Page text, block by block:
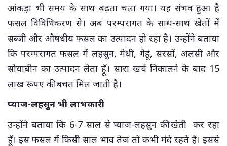
आंकड़ा भी समय के साथ बढ़ता चला गया। यह संभव हुआ है
फसल विविधिकरण से। अब परम्परागत के साथ-साथ खेतों में
सब्जी और औषधीय फसल का उत्पादन हो रहा है। उन्होंने बताया
कि परम्परागत फसल में लहसुन, मेथी, गेहूं, सरसों, अलसी और
सोयाबीन का उत्पादन लेता हॅू। सारा खर्च निकालने के बाद 15
लाख रूपए की बचत मिल जाती है।
प्याज-लहसुन भी लाभकारी
उन्होंने बताया कि 6-7 साल से प्याज-लहसुन की खेती कर रहा
हॅू। इस फसल में किसी साल भाव तेज तो कभी मंदे रहते है। इससे